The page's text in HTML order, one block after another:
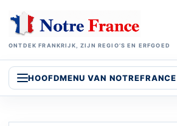
ONTDEK FRANKRIJK, ZIJN REGIO’S EN ERFGOED
HOOFDMENU VAN NOTREFRANCE